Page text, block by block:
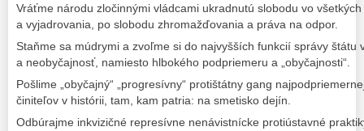
Vráťme národu zločinnými vládcami ukradnutú slobodu vo
a vyjadrovania, po slobodu zhromažďovania a práva na odpor.
Staňme sa múdrymi a zvoľme si do najvyšších funkcií správy štátu
a neobyčajnosť, namiesto hlbokého podpriemeru a „obyčajnosti“.
Pošlime „obyčajný“ „progresívny“ protištátny gang
činiteľov v histórii, tam, kam patria: na smetisko dejín.
Odbúrajme inkvizičné represívne nenávistnícke protiústavné